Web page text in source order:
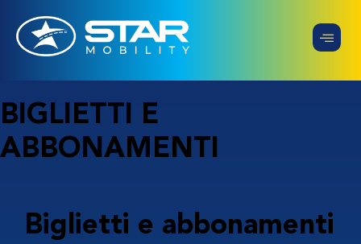
BIGLIETTI E
ABBONAMENTI
Biglietti e abbonamenti